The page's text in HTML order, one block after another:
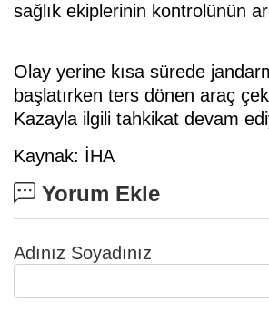
sağlık ekiplerinin kontrolünün
Olay yerine kısa sürede
başlatırken ters dönen araç
Kazayla ilgili tahkikat devam
Kaynak: İHA
Yorum Ekle
Adınız Soyadınız